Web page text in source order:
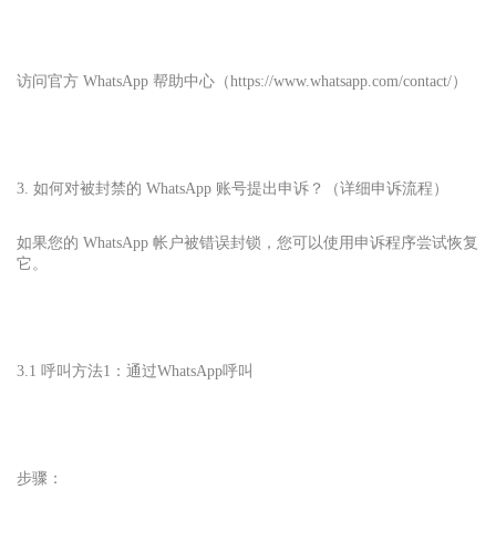
访问官方 WhatsApp 帮助中心（https://www.whatsapp.com/contact/）
3. 如何对被封禁的 WhatsApp 账号提出申诉？（详细申诉流程）
如果您的 WhatsApp 帐户被错误封锁，您可以使用申诉程序尝试恢复
它。
3.1 呼叫方法1：通过WhatsApp呼叫
步骤：